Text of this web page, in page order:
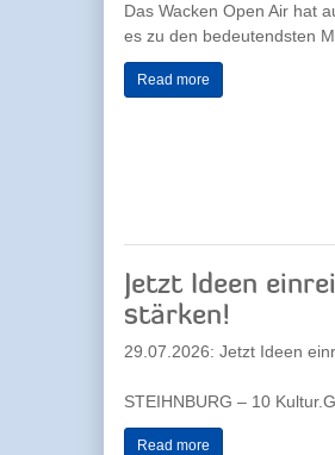
Das Wacken Open Air hat
es zu den bedeutendsten
Read more
Jetzt Ideen
stärken!
29.07.2026: Jetzt Ideen
STEIHNBURG – 10
Read more